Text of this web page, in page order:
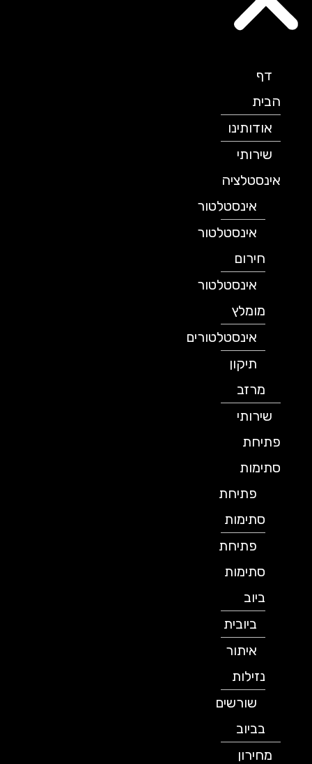
הבית
אודותינו
שירותי
אינסטלציה
אינסטלטור
אינסטלטור
חירום
אינסטלטור
מומלץ
אינסטלטורים
תיקון
מרזב
שירותי
פתיחת
סתימות
פתיחת
סתימות
פתיחת
סתימות
ביובית
איתור
נזילות
שורשים
בביוב
מחירון